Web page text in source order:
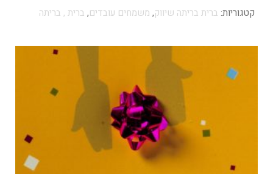
קטגוריות: ברית בריתה שיווק, משמחים עובדים, ברית , בריתה